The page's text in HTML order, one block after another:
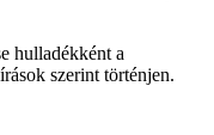
hulladékként a
szerint történjen.